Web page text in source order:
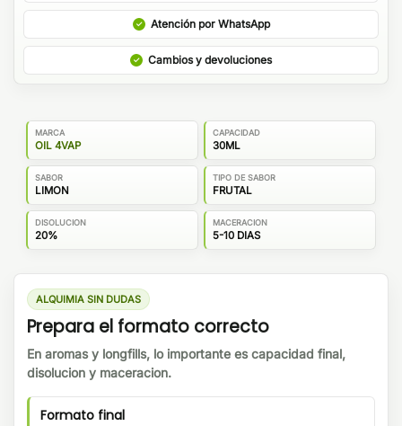
Atención por WhatsApp
Cambios y devoluciones
MARCA
OIL 4VAP
CAPACIDAD
30ML
SABOR
LIMON
TIPO DE SABOR
FRUTAL
DISOLUCION
20%
MACERACION
5-10 DIAS
ALQUIMIA SIN DUDAS
Prepara el formato correcto
En aromas y longfills, lo importante es capacidad final,
disolucion y maceracion.
Formato final